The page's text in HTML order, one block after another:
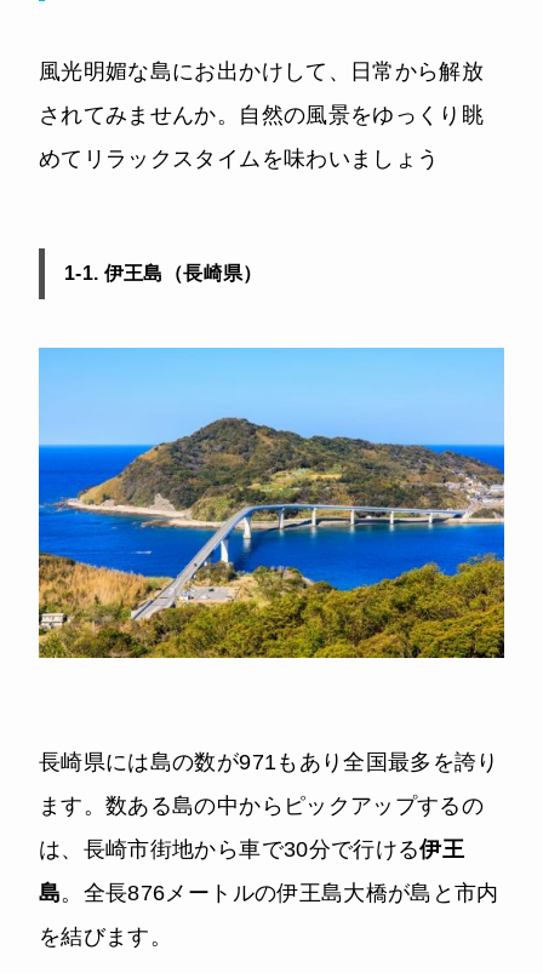
風光明媚な島にお出かけして、日常から解放
されてみませんか。自然の風景をゆっくり眺
めてリラックスタイムを味わいましょう
1-1. 伊王島（長崎県）
長崎県には島の数が971もあり全国最多を誇り
ます。数ある島の中からピックアップするの
は、長崎市街地から車で30分で行ける伊王
島。全長876メートルの伊王島大橋が島と市内
を結びます。